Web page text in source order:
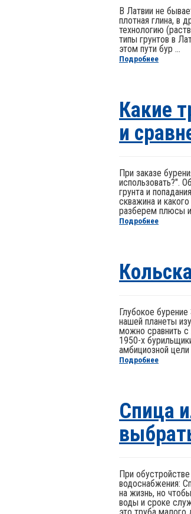
В Латвии не
плотная глина, в
технологию
типы грунтов в
этом пути бур ...
Подробнее
Какие
и
При заказе
использовать?".
грунта и
скважина и
разберем плюсы
Подробнее
Глубокое
нашей планеты
можно сравнить с
1950-х
амбициозной
Подробнее
Спица
При
водоснабжения:
на жизнь, но
воды и сроке